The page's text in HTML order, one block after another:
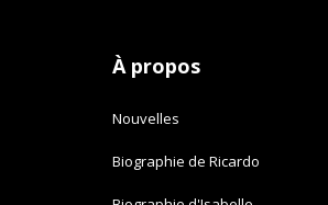
À propos
Nouvelles
Biographie de Ricardo